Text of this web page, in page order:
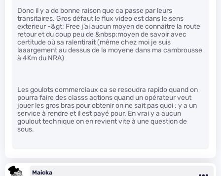
Donc il y a de bonne raison que ca passe par leurs
transitaires. Gros défaut le flux video est dans le sens
exterieur -&gt; Free j’ai aucun moyen de connaitre la route
retour et du coup peu de &nbsp;moyen de savoir avec
certitude où sa ralentirait (même chez moi je suis
laaargement au dessus de la moyene dans ma cambrousse
à 4Km du NRA)
Les goulots commerciaux ca se resoudra rapido quand on
pourra faire des classs actions quand un opérateur veut
jouer les gros bras pour obtenir on ne sait pas quoi : y a un
service à rendre et il est payé pour. En vrai y a aucun
goulout technique on en revient vite à une question de
sous.
Maicka